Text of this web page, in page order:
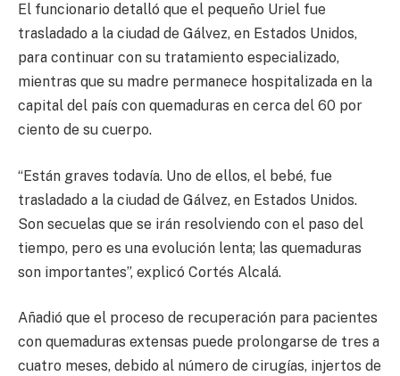
El funcionario detalló que el pequeño Uriel fue
trasladado a la ciudad de Gálvez, en Estados Unidos,
para continuar con su tratamiento especializado,
mientras que su madre permanece hospitalizada en la
capital del país con quemaduras en cerca del 60 por
ciento de su cuerpo.
“Están graves todavía. Uno de ellos, el bebé, fue
trasladado a la ciudad de Gálvez, en Estados Unidos.
Son secuelas que se irán resolviendo con el paso del
tiempo, pero es una evolución lenta; las quemaduras
son importantes”, explicó Cortés Alcalá.
Añadió que el proceso de recuperación para pacientes
con quemaduras extensas puede prolongarse de tres a
cuatro meses, debido al número de cirugías, injertos de